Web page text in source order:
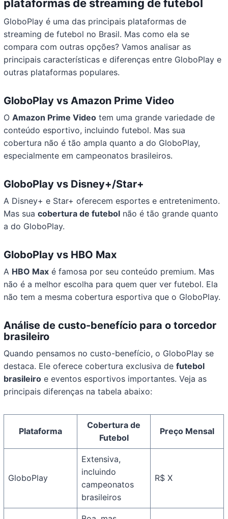
plataformas de streaming de futebol
GloboPlay é uma das principais plataformas de
streaming de futebol no Brasil. Mas como ela se
compara com outras opções? Vamos analisar as
principais características e diferenças entre GloboPlay e
outras plataformas populares.
GloboPlay vs Amazon Prime Video
OAmazon Prime Video tem uma grande variedade de
conteúdo esportivo, incluindo futebol. Mas sua
cobertura não é tão ampla quanto a do GloboPlay,
especialmente em campeonatos brasileiros.
GloboPlay vs Disney+/Star+
A Disney+ e Star+ oferecem esportes e entretenimento.
Mas suacobertura de futebol não é tão grande quanto
a do GloboPlay.
GloboPlay vs HBO Max
A HBO Max é famosa por seu conteúdo premium. Mas
não é a melhor escolha para quem quer ver futebol. Ela
não tem a mesma cobertura esportiva que o GloboPlay.
Análise de custo-benefício para o torcedor
brasileiro
Quando pensamos no custo-benefício, o GloboPlay se
destaca. Ele oferece cobertura exclusiva defutebol
brasileiro e eventos esportivos importantes. Veja as
principais diferenças na tabela abaixo:
Plataforma
Cobertura de
Futebol
Preço Mensal
GloboPlay
Extensiva,
incluindo
campeonatos
brasileiros
R$ X